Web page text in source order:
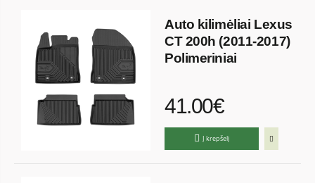
Auto kilimėliai Lexus
CT 200h (2011-2017)
Polimeriniai
41.00€
Į krepšelį